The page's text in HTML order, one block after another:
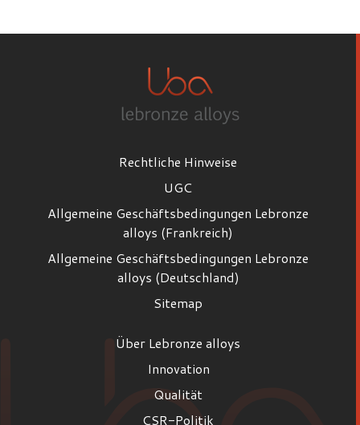
Rechtliche Hinweise
UGC
Allgemeine Geschäftsbedingungen Lebronze
alloys (Frankreich)
Allgemeine Geschäftsbedingungen Lebronze
alloys (Deutschland)
Sitemap
Über Lebronze alloys
Innovation
Qualität
CSR-Politik